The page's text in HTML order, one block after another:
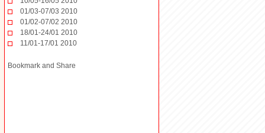
01/03-07/03 2010
01/02-07/02 2010
18/01-24/01 2010
11/01-17/01 2010